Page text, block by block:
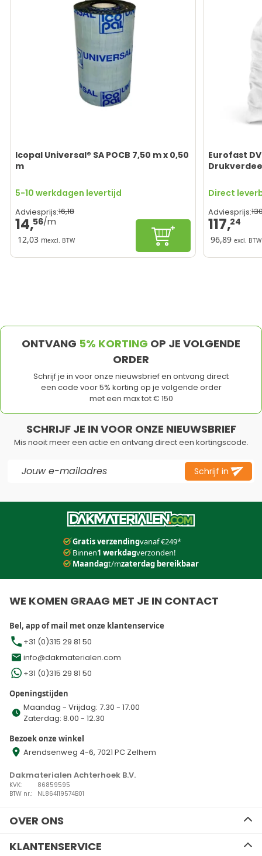
Icopal Universal® SA POCB 7,50 m x 0,50
m
5-10 werkdagen levertijd
Adviesprijs:16,18
14,56
12,03 mexcl. BTW In winkelwagen
Eurofast
Direct
Adviesprijs:
117,24
96,89 excl. BTW
ONTVANG 5% KORTING OP JE VOLGENDE
ORDER
Schrijf je in voor onze nieuwsbrief en ontvang direct
een code voor 5% korting op je volgende order
met een max tot € 150
SCHRIJF JE IN VOOR ONZE NIEUWSBRIEF
Mis nooit meer een actie en ontvang direct een kortingscode.
Schrijf in
Gratis verzendingvanaf €249*
Binnen1 werkdagverzonden!
Maandagt/mzaterdag bereikbaar
WE KOMEN GRAAG MET JE IN CONTACT
Bel, app of mail met onze klantenservice
+31 (0)315 29 81 50
info@dakmaterialen.com
+31 (0)315 29 81 50
Openingstijden
Maandag - Vrijdag: 7.30 - 17.00
Zaterdag: 8.00 - 12.30
Bezoek onze winkel
Arendsenweg 4-6, 7021 PC Zelhem
Dakmaterialen Achterhoek B.V.
KVK:
86859595
BTW nr.:
NL864119574B01
OVER ONS
Advies
KLANTENSERVICE